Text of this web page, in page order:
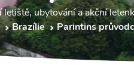
ubytování a akční
Brazílie Parintins